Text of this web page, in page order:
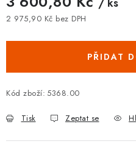
VRÁCENÍ ZBOŽÍ A
MOJE OBJEDNÁVKA
ZNAČKY
2 975,90 Kč bez DPH
PŘIDAT
Kód zboží: 5368.00
Tisk Zeptat se